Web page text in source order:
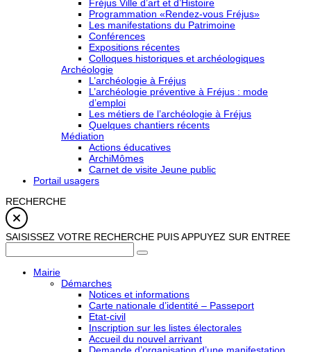
Fréjus Ville d’art et d’Histoire
Programmation «Rendez-vous Fréjus»
Les manifestations du Patrimoine
Conférences
Expositions récentes
Colloques historiques et archéologiques
Archéologie
L’archéologie à Fréjus
L’archéologie préventive à Fréjus : mode
d’emploi
Les métiers de l’archéologie à Fréjus
Quelques chantiers récents
Médiation
Actions éducatives
ArchiMômes
Carnet de visite Jeune public
Portail usagers
RECHERCHE
SAISISSEZ VOTRE RECHERCHE PUIS APPUYEZ SUR ENTREE
Mairie
Démarches
Notices et informations
Carte nationale d’identité – Passeport
Etat-civil
Inscription sur les listes électorales
Accueil du nouvel arrivant